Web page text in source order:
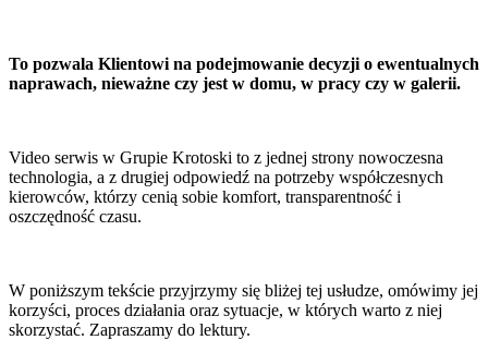
To pozwala Klientowi na podejmowanie decyzji o ewentualnych
naprawach, nieważne czy jest w domu, w pracy czy w galerii.
Video serwis w Grupie Krotoski to z jednej strony nowoczesna
technologia, a z drugiej odpowiedź na potrzeby współczesnych
kierowców, którzy cenią sobie komfort, transparentność i
oszczędność czasu.
W poniższym tekście przyjrzymy się bliżej tej usłudze, omówimy jej
korzyści, proces działania oraz sytuacje, w których warto z niej
skorzystać. Zapraszamy do lektury.